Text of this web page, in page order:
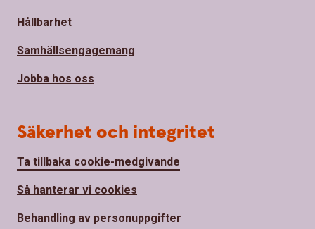
Hållbarhet
Samhällsengagemang
Jobba hos oss
Säkerhet och integritet
Ta tillbaka cookie-medgivande
Så hanterar vi cookies
Behandling av personuppgifter